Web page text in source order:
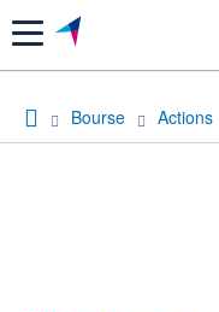
Menu
Bourse Actions